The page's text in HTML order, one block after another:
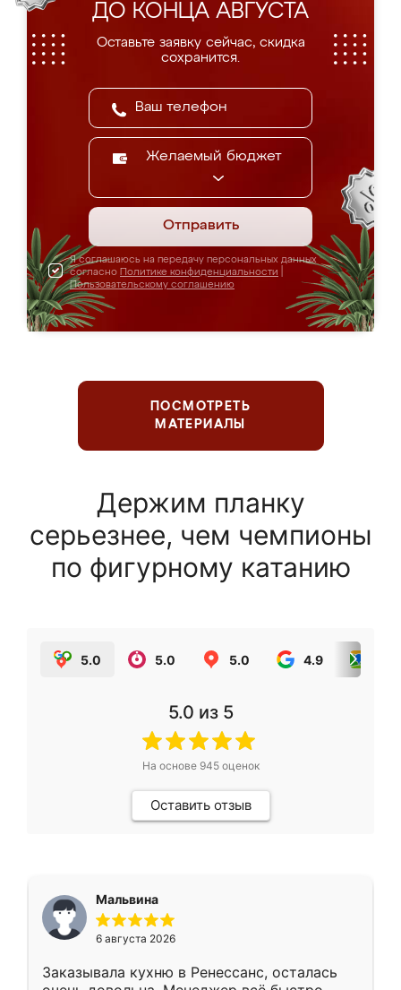
ДО КОНЦА АВГУСТА
Оставьте заявку сейчас, скидка
сохранится.
Желаемый бюджет
Отправить
Я соглашаюсь на передачу персональных данных
согласно Политике конфиденциальности
Пользовательскому соглашению
ПОСМОТРЕТЬ
МАТЕРИАЛЫ
Держим планку
серьезнее, чем чемпионы
по фигурному катанию
5.0 5.0 5.0 4.9
5.0 из 5
На основе 945оценок
Оставить отзыв
Мальвина
6 августа 2026
Заказывала кухню в Ренессанс, осталась